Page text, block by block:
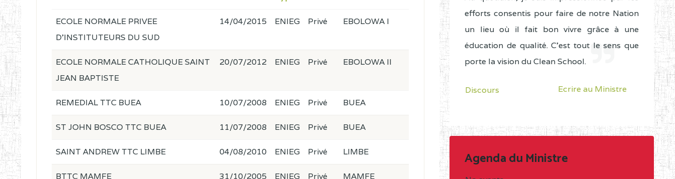
ECOLE NORMALE PRIVEE
D'INSTITUTEURS DU SUD
14/04/2015 ENIEG Privé EBOLOWA I
ECOLE NORMALE CATHOLIQUE SAINT
JEAN BAPTISTE
20/07/2012 ENIEG Privé EBOLOWA II
REMEDIAL TTC BUEA 10/07/2008 ENIEG Privé BUEA
ST JOHN BOSCO TTC BUEA 11/07/2008 ENIEG Privé BUEA
SAINT ANDREW TTC LIMBE 04/08/2010 ENIEG Privé LIMBE
BTTC MAMFE 31/10/2005 ENIEG Privé MAMFE
efforts consentis pour faire de notre Nation
un lieu où il fait bon vivre grâce à une
éducation de qualité. C'est tout le sens que
porte la vision du Clean School.
Discours Ecrire au Ministre
Agenda du Ministre